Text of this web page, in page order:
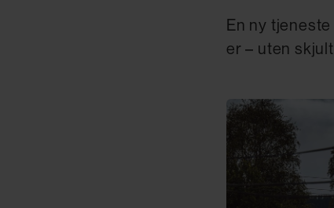
En ny
er – uten